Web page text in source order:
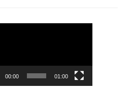
00:00 01:00